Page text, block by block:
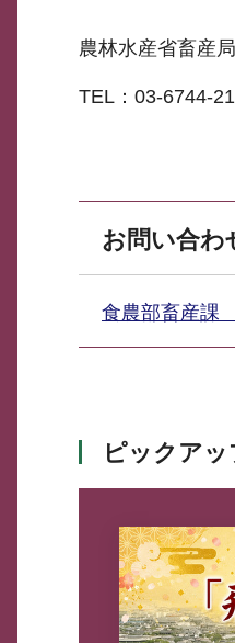
農林水産省畜産
TEL：03-6744-
お問い合わ
食農部畜産課
ピックアッ